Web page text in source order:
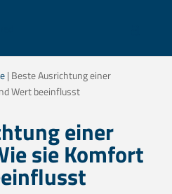
| Beste Ausrichtung einer
Wert beeinflusst
einer
sie Komfort